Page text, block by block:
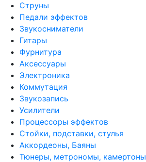
Струны
Педали эффектов
Звукосниматели
Гитары
Фурнитура
Аксессуары
Электроника
Коммутация
Звукозапись
Усилители
Процессоры эффектов
Стойки, подставки, стулья
Аккордеоны, Баяны
Тюнеры, метрономы, камертоны